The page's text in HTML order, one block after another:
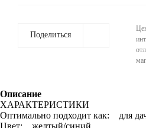
Поделиться
Описание
ХАРАКТЕРИСТИКИ
Оптимально подходит как: для